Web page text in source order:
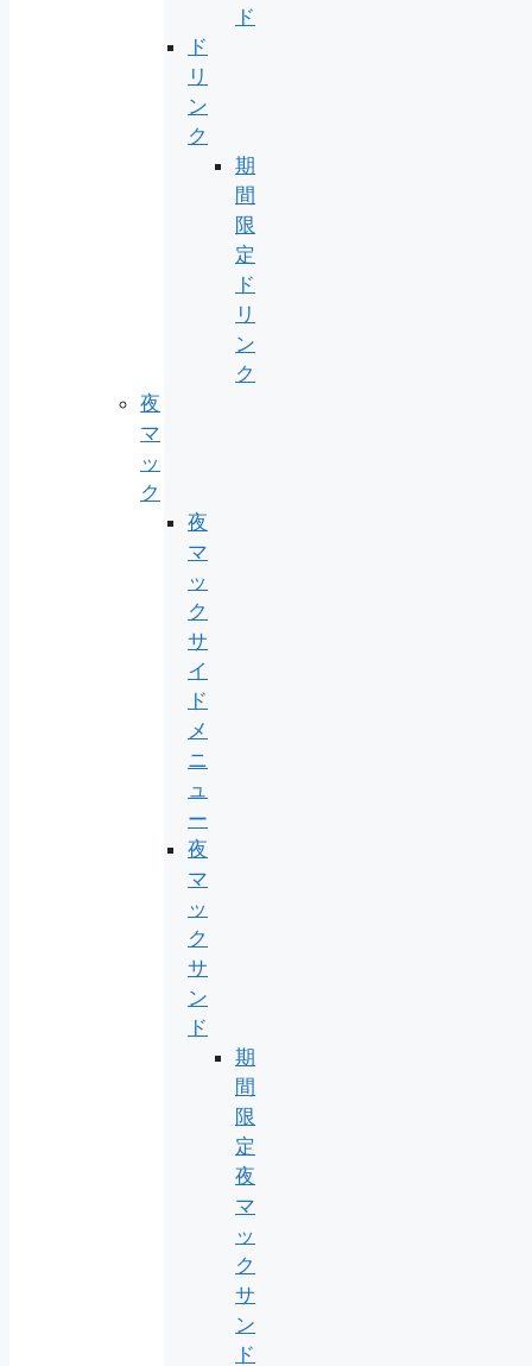
ド
ド
リ
ン
ク
期
間
限
定
ド
リ
ン
ク
夜
マ
ッ
ク
夜
マ
ッ
ク
サ
イ
ド
メ
ニ
ュ
ー
夜
マ
ッ
ク
サ
ン
ド
期
間
限
定
夜
マ
ッ
ク
サ
ン
ド